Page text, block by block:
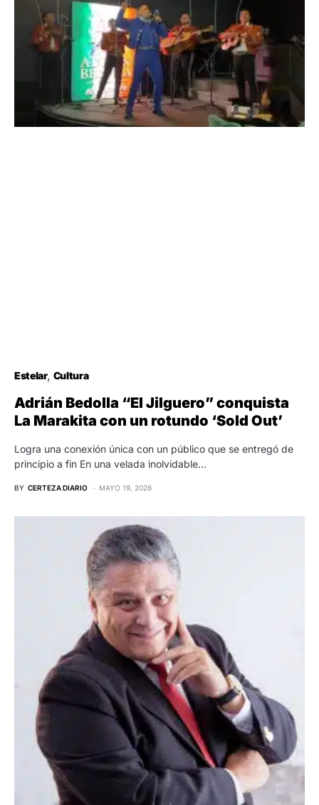
Estelar Cultura
Adrián Bedolla “El Jilguero” conquista
La Marakita con un rotundo ‘Sold Out’
Logra una conexión única con un público que se entregó de
principio a fin En una velada inolvidable…
BY CERTEZA DIARIO MAYO 19, 2026